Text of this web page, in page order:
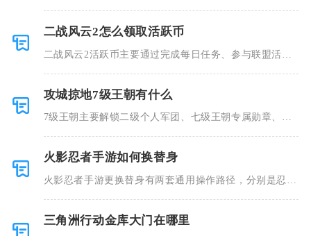
二战风云2怎么领取活跃币
二战风云2活跃币主要通过完成每日任务、参与联盟活
攻城掠地7级王朝有什么
7级王朝主要解锁二级个人军团、七级王朝专属勋章、南
火影忍者手游如何换替身
火影忍者手游更换替身有两套通用操作路径，分别是忍者
三角洲行动金库大门在哪里